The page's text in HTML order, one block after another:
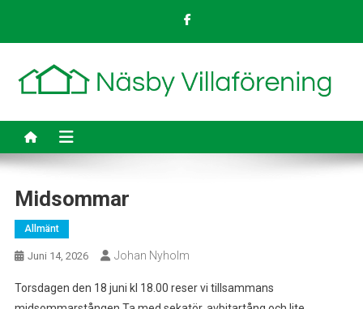
Midsommar
Allmänt
Juni 14, 2026 Johan Nyholm
Torsdagen den 18 juni kl 18.00 reser vi tillsammans